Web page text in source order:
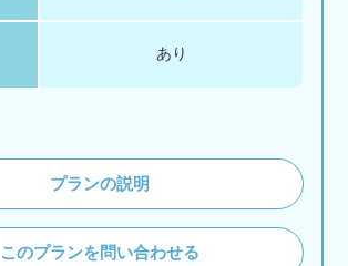
あり
プランの説明
このプランを問い合わせる